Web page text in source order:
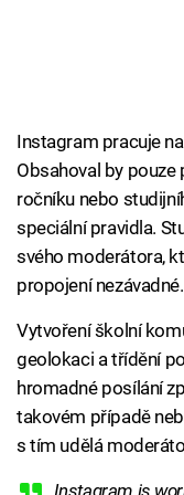
Instagram pracuje
Obsahoval by pouze
ročníku nebo
speciální pravidla.
svého moderátora,
propojení nezávadné.
Vytvoření školní
geolokaci a třídění
hromadné posílání
takovém případě
s tím udělá